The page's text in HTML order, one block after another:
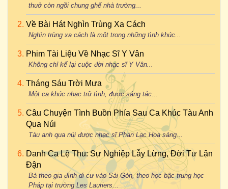
thuở còn ngồi chung ghế nhà trường...
Về Bài Hát Nghìn Trùng Xa Cách
Nghìn trùng xa cách là một trong những tình khúc...
Phim Tài Liệu Về Nhạc Sĩ Y Vân
Không chỉ kể lại cuộc đời nhạc sĩ Y Vân...
Tháng Sáu Trời Mưa
Một ca khúc nhạc trữ tình, được sáng tác...
Câu Chuyện Tình Buồn Phía Sau Ca Khúc Tàu Anh
Qua Núi
Tàu anh qua núi được nhạc sĩ Phan Lạc Hoa sáng...
Danh Ca Lệ Thu: Sự Nghiệp Lẫy Lừng, Đời Tư Lận
Đận
Bà theo gia đình di cư vào Sài Gòn, theo học bậc trung học
Pháp tại trường Les Lauriers...